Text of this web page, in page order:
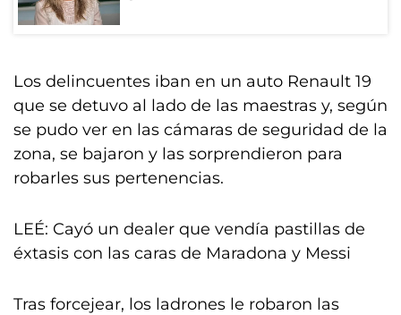
Los delincuentes iban en un auto Renault 19
que se detuvo al lado de las maestras y, según
se pudo ver en las cámaras de seguridad de la
zona, se bajaron y las sorprendieron para
robarles sus pertenencias.
LEÉ: Cayó un dealer que vendía pastillas de
éxtasis con las caras de Maradona y Messi
Tras forcejear, los ladrones le robaron las